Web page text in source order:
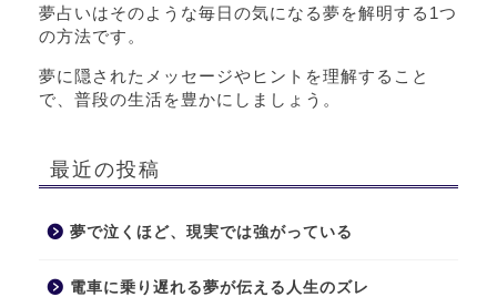
夢占いはそのような毎日の気になる夢を解明する1つ
の方法です。
夢に隠されたメッセージやヒントを理解すること
で、普段の生活を豊かにしましょう。
最近の投稿
夢で泣くほど、現実では強がっている
電車に乗り遅れる夢が伝える人生のズレ